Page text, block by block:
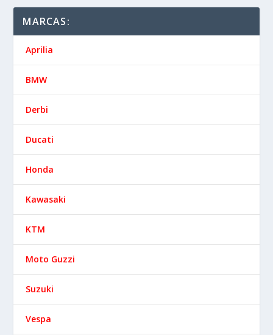
MARCAS:
Aprilia
BMW
Derbi
Ducati
Honda
Kawasaki
KTM
Moto Guzzi
Suzuki
Vespa